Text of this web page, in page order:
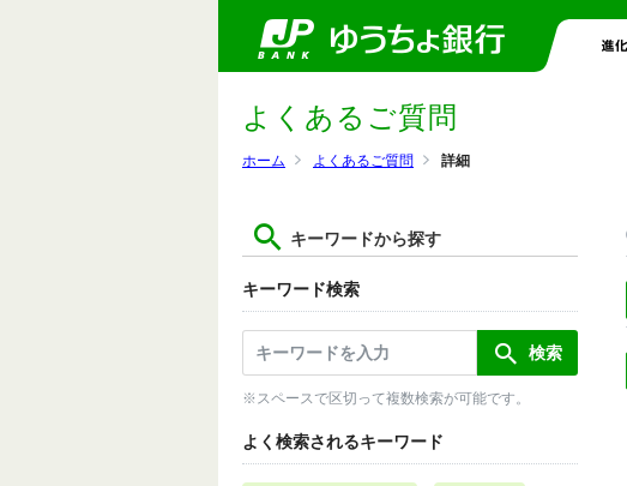
ホーム よくあるご質問 詳細
よくあるご質問
キーワードから探す
キーワード検索
※スペースで区切って複数検索が可能です。
よく検索されるキーワード